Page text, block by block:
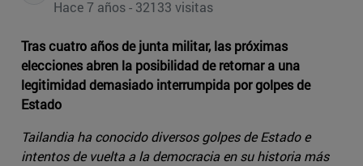
Hace 7 años - 32133 visitas
Tras cuatro años de junta militar, las próximas
elecciones abren la posibilidad de retornar a una
legitimidad demasiado interrumpida por golpes de
Estado
Tailandia ha conocido diversos golpes de Estado e
intentos de vuelta a la democracia en su historia más